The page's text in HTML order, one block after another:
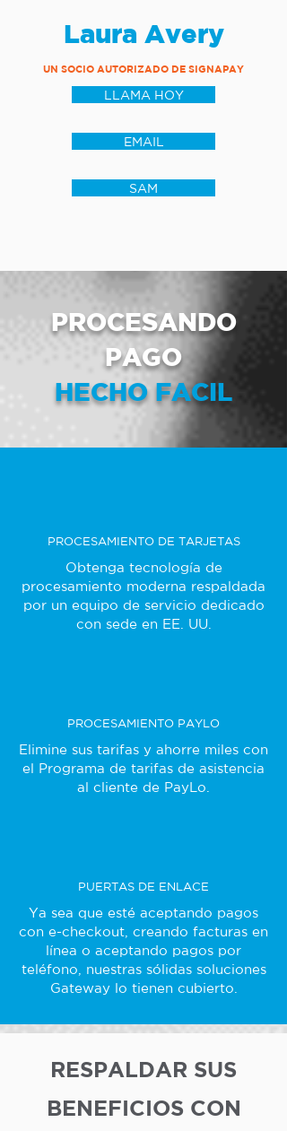
Laura Avery
UN SOCIO AUTORIZADO DE SIGNAPAY
LLAMA HOY
EMAIL
SAM
PROCESANDO
PAGO
HECHO FACIL
PROCESAMIENTO DE TARJETAS
Obtenga tecnología de
procesamiento moderna respaldada
por un equipo de servicio dedicado
con sede en EE. UU.
PROCESAMIENTO PAYLO
Elimine sus tarifas y ahorre miles con
el Programa de tarifas de asistencia
al cliente de PayLo.
PUERTAS DE ENLACE
Ya sea que esté aceptando pagos
con e-checkout, creando facturas en
línea o aceptando pagos por
teléfono, nuestras sólidas soluciones
Gateway lo tienen cubierto.
RESPALDAR SUS
BENEFICIOS CON